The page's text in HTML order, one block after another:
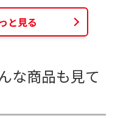
と見る
な商品も見て